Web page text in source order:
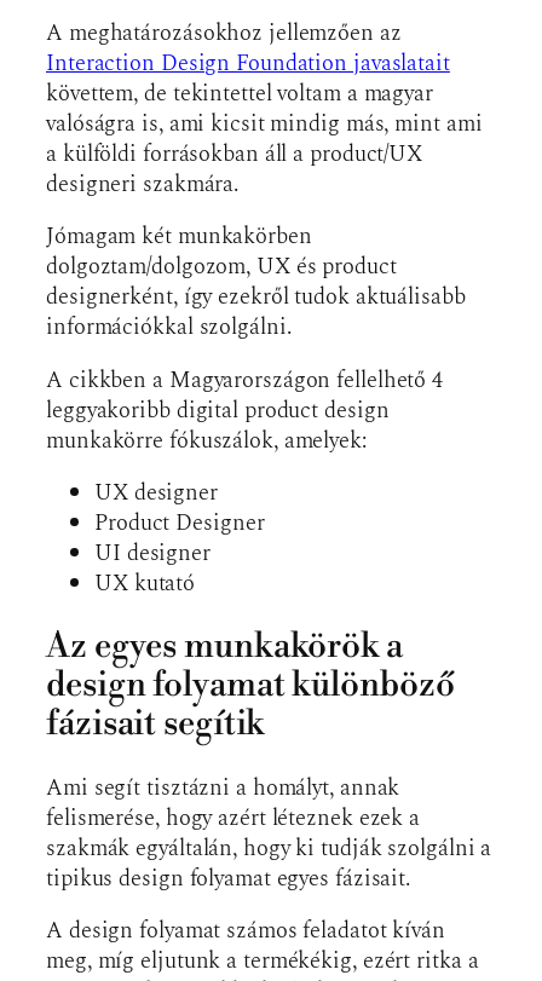
A meghatározásokhoz jellemzően az
Interaction Design Foundation javaslatait
követtem, de tekintettel voltam a magyar
valóságra is, ami kicsit mindig más, mint ami
a külföldi forrásokban áll a product/UX
designeri szakmára.
Jómagam két munkakörben
dolgoztam/dolgozom, UX és product
designerként, így ezekről tudok aktuálisabb
információkkal szolgálni.
A cikkben a Magyarországon fellelhető 4
leggyakoribb digital product design
munkakörre fókuszálok, amelyek:
UX designer
Product Designer
UI designer
UX kutató
Az egyes munkakörök a
design folyamat különböző
fázisait segítik
Ami segít tisztázni a homályt, annak
felismerése, hogy azért léteznek ezek a
szakmák egyáltalán, hogy ki tudják szolgálni a
tipikus design folyamat egyes fázisait.
A design folyamat számos feladatot kíván
meg, míg eljutunk a termékékig, ezért ritka a